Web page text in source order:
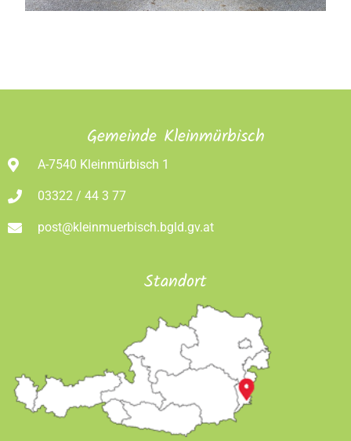
Gemeinde Kleinmürbisch
A-7540 Kleinmürbisch 1
03322 / 44 3 77
post@kleinmuerbisch.bgld.gv.at
Standort